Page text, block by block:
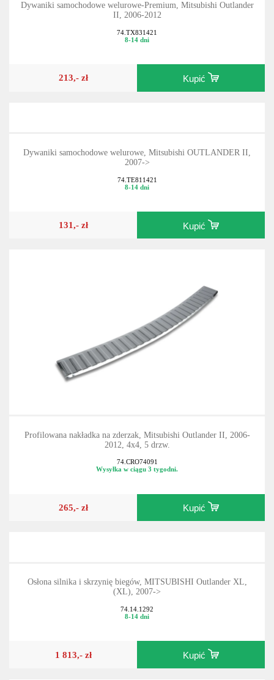
Dywaniki samochodowe welurowe-Premium, Mitsubishi Outlander
II, 2006-2012
74.TX831421
8-14 dni
213,- zł Kupić
Dywaniki samochodowe welurowe, Mitsubishi OUTLANDER II,
2007->
74.TE811421
8-14 dni
131,- zł Kupić
Profilowana nakładka na zderzak, Mitsubishi Outlander II, 2006-
2012, 4x4, 5 drzw.
74.CRO74091
Wysyłka w ciągu 3 tygodni.
265,- zł Kupić
Osłona silnika i skrzynię biegów, MITSUBISHI Outlander XL,
(XL), 2007->
74.14.1292
8-14 dni
1 813,- zł Kupić